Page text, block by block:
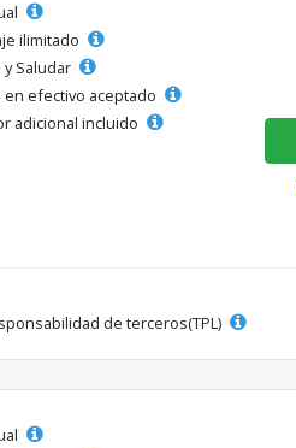
ilimitado
Saludar
efectivo aceptado
adicional incluido
de terceros(TPL)